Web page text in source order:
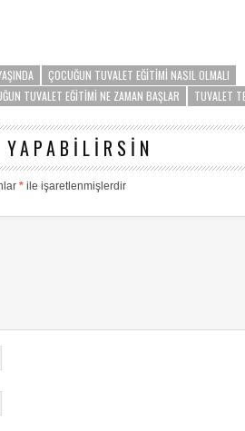
ÇOCUĞUN TUVALET EĞITIMI NASIL OLMALI
TUVALET EĞITIMI NE ZAMAN BAŞLAR TUVALET
YAPABILIRSIN
* ile işaretlenmişlerdir